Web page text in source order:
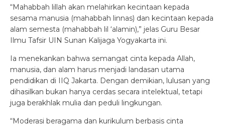
“Mahabbah lillah akan melahirkan kecintaan kepada
sesama manusia (mahabbah linnas) dan kecintaan kepada
alam semesta (mahabbah lil ‘alamin),” jelas Guru Besar
Ilmu Tafsir UIN Sunan Kalijaga Yogyakarta ini.
Ia menekankan bahwa semangat cinta kepada Allah,
manusia, dan alam harus menjadi landasan utama
pendidikan di IIQ Jakarta. Dengan demikian, lulusan yang
dihasilkan bukan hanya cerdas secara intelektual, tetapi
juga berakhlak mulia dan peduli lingkungan.
“Moderasi beragama dan kurikulum berbasis cinta